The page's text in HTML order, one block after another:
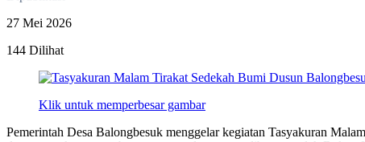
27 Mei 2026
144 Dilihat
Klik untuk memperbesar gambar
Pemerintah Desa Balongbesuk menggelar kegiatan Tasyakuran